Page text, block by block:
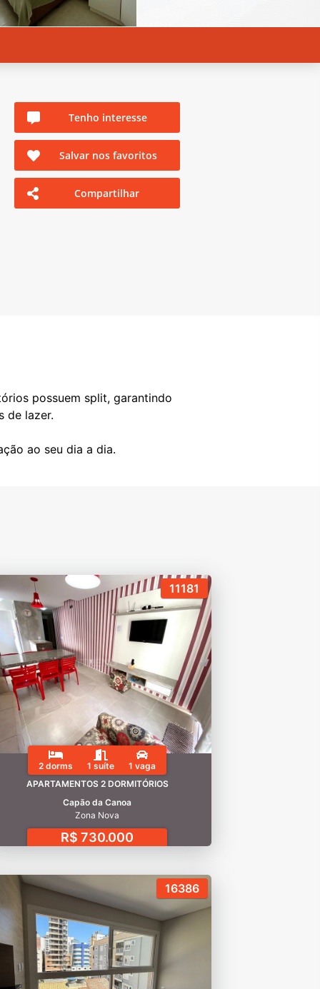
Tenho interesse
Salvar nos favoritos
Compartilhar
possuem split, garantindo
de lazer.
11181
2 dorms 1 suíte
1 vaga
APARTAMENTOS 2 DORMITÓRIOS
Capão da Canoa
Zona Nova
R$ 730.000
16386